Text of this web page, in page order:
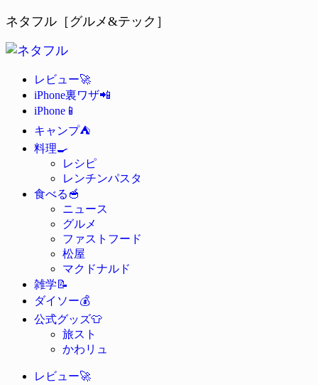
ネタフル［グルメ&テック］
レビュー🚀
iPhone裏ワザ📲
iPhone 📱
キャンプ⛺
料理🍳
レシピ
レンチンパスタ
食べる 🥣
ニュース
グルメ
ファストフード
松屋
マクドナルド
雑学📝
ダイソー💰
公式グッズ👕
旅スト
かわリュ
レビュー🚀